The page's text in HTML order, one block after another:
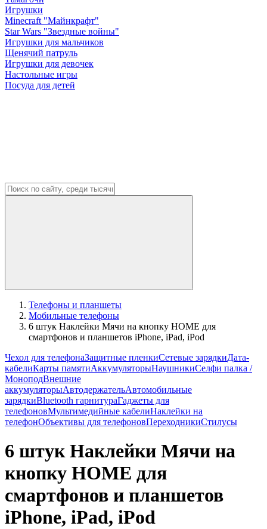
Игрушки
Minecraft "Майнкрафт"
Star Wars "Звездные войны"
Игрушки для мальчиков
Щенячий патруль
Игрушки для девочек
Настольные игры
Посуда для детей
Телефоны и планшеты
Мобильные телефоны
6 штук Наклейки Мячи на кнопку HOME для
смартфонов и планшетов iPhone, iPad, iPod
Чехол для телефонаЗащитные пленкиСетевые зарядкиДата-
кабелиКарты памятиАккумуляторыНаушникиСелфи палка /
МоноподВнешние
аккумуляторыАвтодержательАвтомобильные
зарядкиBluetooth гарнитураГаджеты для
телефоновМультимедийные кабелиНаклейки на
телефонОбъективы для телефоновПереходникиСтилусы
6 штук Наклейки Мячи на
кнопку HOME для
смартфонов и планшетов
iPhone, iPad, iPod